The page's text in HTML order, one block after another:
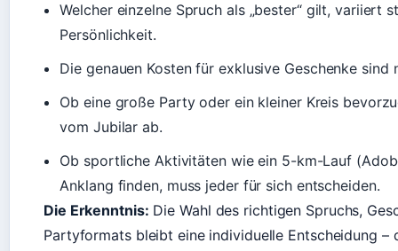
Welcher einzelne Spruch als „bester“ gilt, variiert
Persönlichkeit.
Die genauen Kosten für exklusive Geschenke sind
Ob eine große Party oder ein kleiner Kreis
vom Jubilar ab.
Ob sportliche Aktivitäten wie ein 5-km-Lauf
Anklang finden, muss jeder für sich entscheiden.
Die Erkenntnis: Die Wahl des richtigen Spruchs,
Partyformats bleibt eine individuelle Entscheidung –